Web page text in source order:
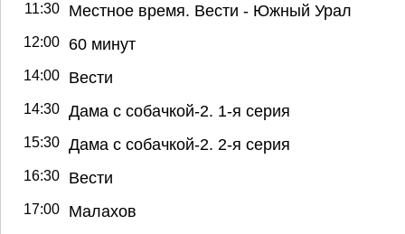
11:30 Местное время. Вести - Южный Урал
12:00 60 минут
14:00 Вести
14:30 Дама с собачкой-2. 1-я серия
15:30 Дама с собачкой-2. 2-я серия
16:30 Вести
17:00 Малахов